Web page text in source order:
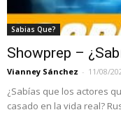
Sabias Que?
Showprep –
Vianney Sánchez - 11/08/
¿Sabías que los actores
casado en la vida real?